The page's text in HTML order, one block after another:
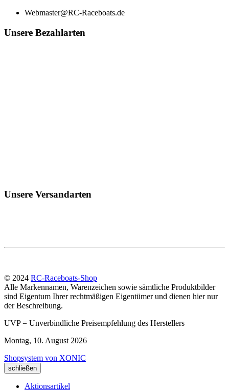
Webmaster@RC-Raceboats.de
Unsere Bezahlarten
Unsere Versandarten
© 2024 RC-Raceboats-Shop
Alle Markennamen, Warenzeichen sowie sämtliche Produktbilder
sind Eigentum Ihrer rechtmäßigen Eigentümer und dienen hier nur
der Beschreibung.
UVP = Unverbindliche Preisempfehlung des Herstellers
Montag, 10. August 2026
Shopsystem von XONIC
schließen
Aktionsartikel